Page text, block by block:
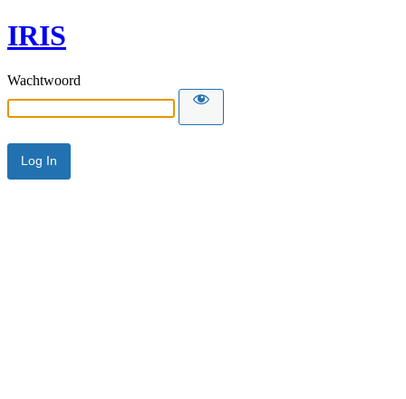
IRIS
Wachtwoord